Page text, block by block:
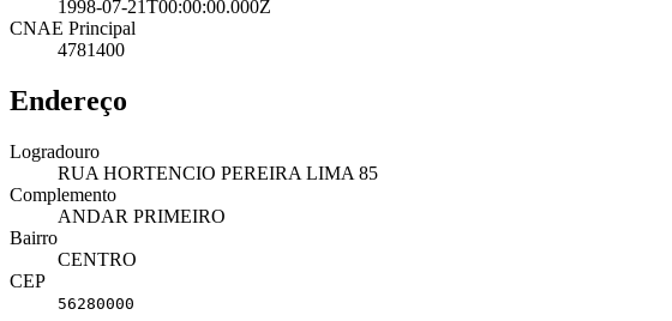
1998-07-21T00:00:00.000Z
CNAE Principal
4781400
Endereço
Logradouro
RUA HORTENCIO PEREIRA LIMA 85
Complemento
ANDAR PRIMEIRO
Bairro
CENTRO
CEP
56280000